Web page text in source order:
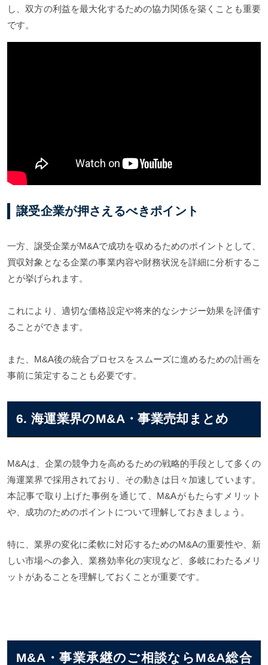
し、双方の利益を最大化するための協力関係を築くことも重要
です。
譲受企業が押さえるべきポイント
一方、譲受企業がM&Aで成功を収めるためのポイントとして、
買収対象となる企業の事業内容や財務状況を詳細に分析するこ
とが挙げられます。
これにより、適切な価格設定や将来的なシナジー効果を評価す
ることができます。
また、M&A後の統合プロセスをスムーズに進めるための計画を
事前に策定することも必要です。
6. 海運業界のM&A・事業売却まとめ
M&Aは、企業の競争力を高めるための戦略的手段として多くの
海運業界で採用されており、その動きは日々加速しています。
本記事で取り上げた事例を通じて、M&Aがもたらすメリット
や、成功のためのポイントについて理解しておきましょう。
特に、業界の変化に柔軟に対応するためのM&Aの重要性や、新
しい市場への参入、業務効率化の実現など、多岐にわたるメリ
ットがあることを理解しておくことが重要です。
M&A・事業承継のご相談ならM&A総合